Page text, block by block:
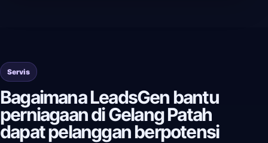
Servis
Bagaimana LeadsGen bantu
perniagaan di Gelang Patah
dapat pelanggan berpotensi